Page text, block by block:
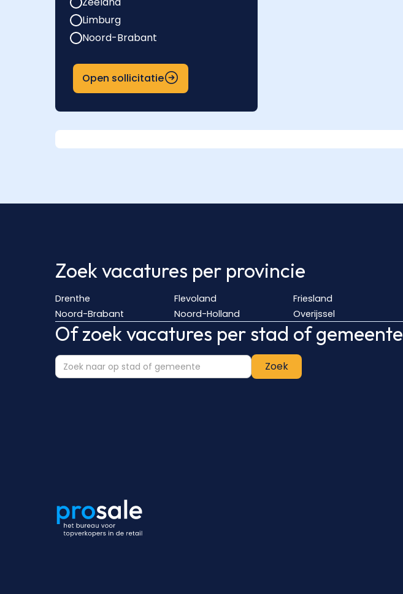
Limburg
Noord-Brabant
Open sollicitatie
Zoek vacatures per provincie
Drenthe Flevoland Friesland
Noord-Brabant
Noord-Holland Overijssel
Of zoek vacatures per stad of gemeente